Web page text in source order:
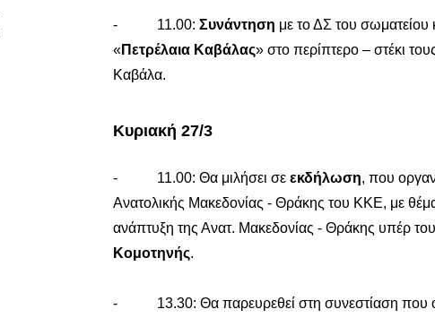
- 11.00: Συνάντηση με το ΔΣ του σωματείου
«Πετρέλαια Καβάλας» στο περίπτερο – στέκι
Καβάλα.
Κυριακή 27/3
- 11.00: Θα μιλήσει σε εκδήλωση, που
Ανατολικής Μακεδονίας - Θράκης του ΚΚΕ, με
ανάπτυξη της Ανατ. Μακεδονίας - Θράκης υπέρ
Κομοτηνής.
- 13.30: Θα παρευρεθεί στη συνεστίαση που